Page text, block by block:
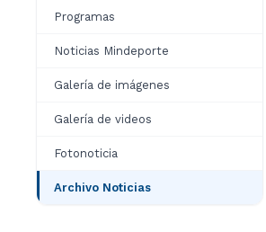
Programas
Noticias Mindeporte
Galería de imágenes
Galería de videos
Fotonoticia
Archivo Noticias